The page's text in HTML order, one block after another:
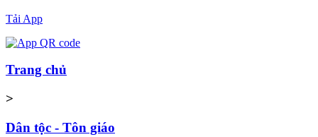
Tải App
Trang chủ
>
Dân tộc - Tôn giáo